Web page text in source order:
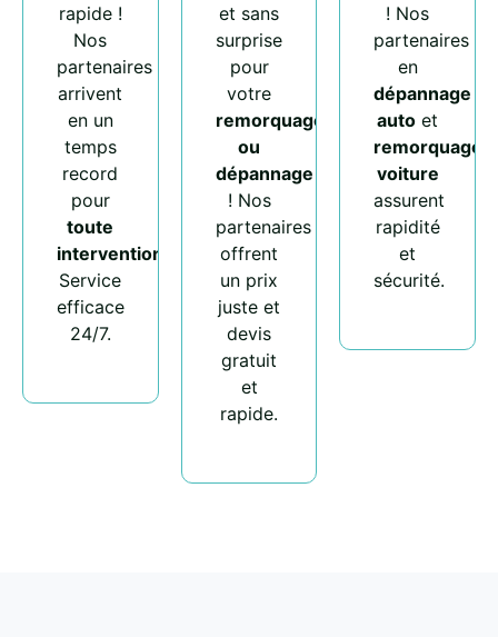
rapide !
Nos
partenaires
arrivent
en un
temps
record
pour
toute
intervention
Service
efficace
24/7.
et sans
surprise
pour
votre
remorquage
ou
dépannage
! Nos
partenaires
offrent
un prix
juste et
devis
gratuit
et
rapide.
! Nos
partenaires
en
dépannage
auto et
remorquage
voiture
assurent
rapidité
et
sécurité.